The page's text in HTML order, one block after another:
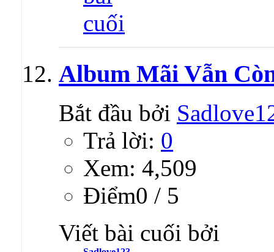
Album Mãi Vẫn
Bắt đầu bởi
Trả lời: 0
Xem: 4,509
Ðiểm0 / 5
Viết bài cuối bởi